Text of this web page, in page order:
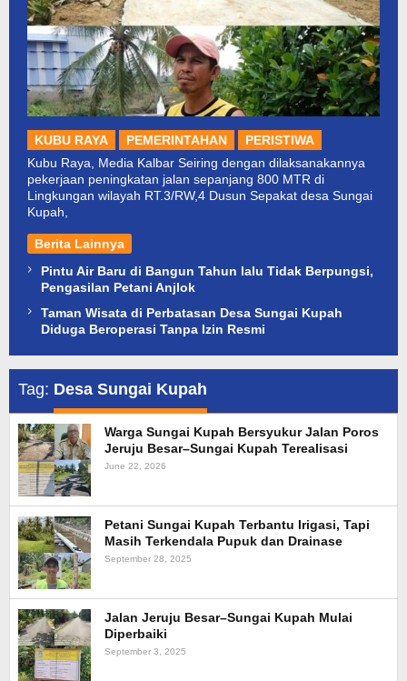
KUBU RAYA PEMERINTAHAN
PERISTIWA
Kubu Raya, Media Kalbar Seiring dengan dilaksanakannya
pekerjaan peningkatan jalan sepanjang 800 MTR di
Lingkungan wilayah RT.3/RW,4 Dusun Sepakat desa Sungai
Kupah,
Berita Lainnya
Pintu Air Baru di Bangun Tahun lalu Tidak Berpungsi,
Pengasilan Petani Anjlok
Taman Wisata di Perbatasan Desa Sungai Kupah
Diduga Beroperasi Tanpa Izin Resmi
Tag: Desa Sungai Kupah
Warga Sungai Kupah Bersyukur Jalan Poros
Jeruju Besar–Sungai Kupah Terealisasi
June 22, 2026
Petani Sungai Kupah Terbantu Irigasi, Tapi
Masih Terkendala Pupuk dan Drainase
September 28, 2025
Jalan Jeruju Besar–Sungai Kupah Mulai
Diperbaiki
September 3, 2025